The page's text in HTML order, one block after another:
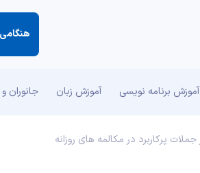
آموزش برنامه نویسی آموزش زبان جانوران
پرکاربرد در مکالمه های روزانه